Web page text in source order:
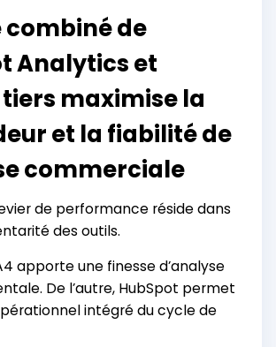
combiné de
Analytics et
tiers maximise la
et la fiabilité de
commerciale
de performance réside dans
des outils.
apporte une finesse d’analyse
De l’autre, HubSpot permet
intégré du cycle de